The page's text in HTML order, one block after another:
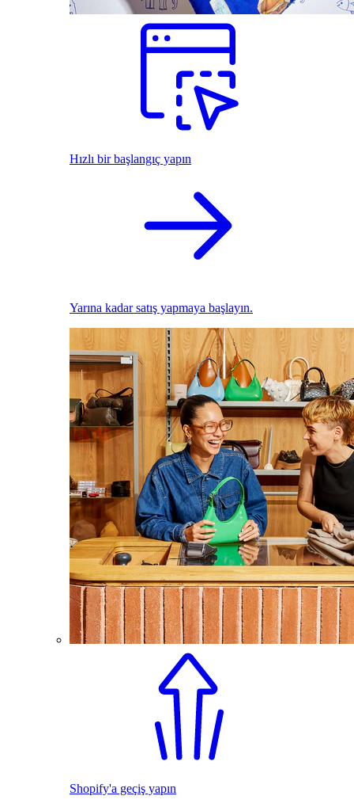
Hızlı bir başlangıç yapın
Yarına kadar satış yapmaya başlayın.
Shopify'a geçiş yapın